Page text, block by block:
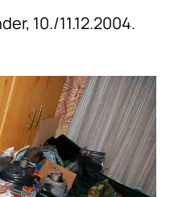
10./11.12.2004.